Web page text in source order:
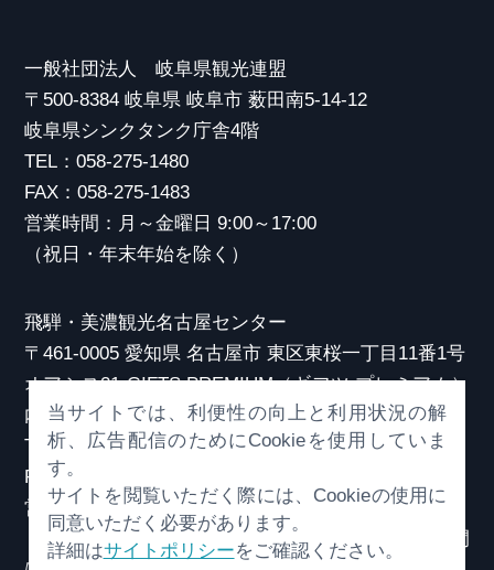
一般社団法人 岐阜県観光連盟
〒500-8384 岐阜県 岐阜市 薮田南5-14-12
岐阜県シンクタンク庁舎4階
TEL：058-275-1480
FAX：058-275-1483
営業時間：月～金曜日 9:00～17:00
（祝日・年末年始を除く）
飛騨・美濃観光名古屋センター
〒461-0005 愛知県 名古屋市 東区東桜一丁目11番1号
オアシス21 GIFTS PREMIUM（ギフツ プレミアム）
内
TEL：052-253-6185
FAX：052-253-6186
営業時間：10:00～21:00
（原則、元日を除き年中無休）※観光相談対応時間
当サイトでは、利便性の向上と利用状況の解
析、広告配信のためにCookieを使用していま
す。
サイトを閲覧いただく際には、Cookieの使用に
同意いただく必要があります。
詳細はサイトポリシーをご確認ください。